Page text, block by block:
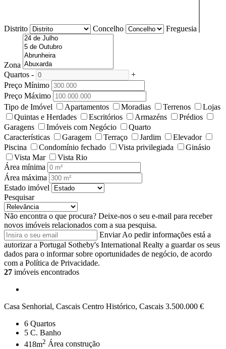
Distrito Concelho Freguesia
Zona
Quartos -
+
Preço Mínimo
Preço Máximo
Tipo de Imóvel
Apartamentos Moradias Terrenos
Lojas
Quintas e Herdades
Escritórios Armazéns
Prédios
Garagens
Imóveis com Negócio
Quarto
Características
Garagem Terraço Jardim
Elevador
Piscina
Condomínio fechado Vista privilegiada
Ginásio
Vista Mar
Vista Rio
Área mínima
Área máxima
Estado imóvel
Pesquisar
Não encontra o que procura? Deixe-nos o seu e-mail para receber
novos imóveis relacionados com a sua pesquisa.
Enviar Ao pedir informações está a
autorizar a Portugal Sotheby's International Realty a guardar os seus
dados para o informar sobre oportunidades de negócio, de acordo
com a Política de Privacidade.
27 imóveis encontrados
Casa Senhorial, Cascais Centro Histórico, Cascais 3.500.000 €
6 Quartos
5 C. Banho
418m2 Área construção